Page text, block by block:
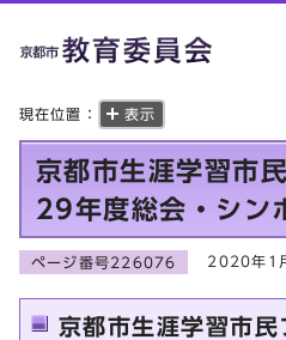
現在位置： 表示
京都市生涯学習市
29年度総会・シン
ページ番号226076 2020年1
京都市生涯学習市